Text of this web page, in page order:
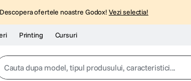
ofertele noastre Godox! Vezi selectia!
Printing Cursuri
dupa model, tipul produsului, caracteristici...